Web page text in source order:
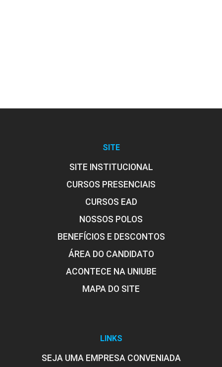
SITE
SITE INSTITUCIONAL
CURSOS PRESENCIAIS
CURSOS EAD
NOSSOS POLOS
BENEFÍCIOS E DESCONTOS
ÁREA DO CANDIDATO
ACONTECE NA UNIUBE
MAPA DO SITE
LINKS
SEJA UMA EMPRESA CONVENIADA